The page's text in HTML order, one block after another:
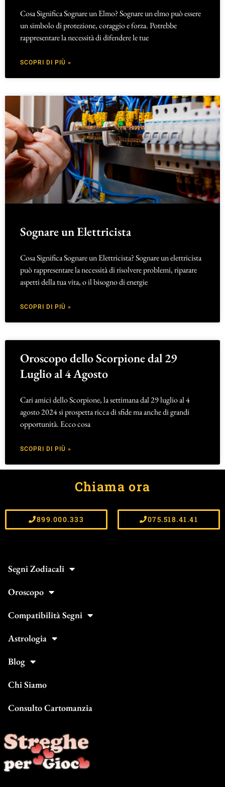
Cosa Significa Sognare un Elmo? Sognare un elmo può essere
un simbolo di protezione, coraggio e forza. Potrebbe
rappresentare la necessità di difendere le tue
SCOPRI DI PIÙ »
Sognare un Elettricista
Cosa Significa Sognare un Elettricista? Sognare un elettricista
può rappresentare la necessità di risolvere problemi, riparare
aspetti della tua vita, o il bisogno di energie
SCOPRI DI PIÙ »
Oroscopo dello Scorpione dal 29
Luglio al 4 Agosto
Cari amici dello Scorpione, la settimana dal 29 luglio al 4
agosto 2024 si prospetta ricca di sfide ma anche di grandi
opportunità. Ecco cosa
SCOPRI DI PIÙ »
Chiama ora
899.000.333 075.518.41.41
Segni Zodiacali
Oroscopo
Compatibilità Segni
Astrologia
Blog
Chi Siamo
Consulto Cartomanzia